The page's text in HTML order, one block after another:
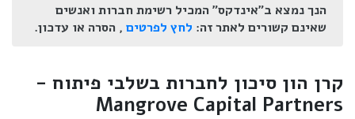
הנך נמצא ב"אינדקס" המכיל רשימת חברות ואנשים
שאינם קשורים לאתר זה: לחץ לפרטים , הסרה או עדכון.
קרן הון סיכון לחברות בשלבי פיתוח -
Mangrove Capital Partners